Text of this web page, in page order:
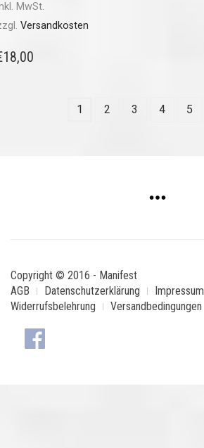
MwSt.
Versandkosten
18,00
1 2 3 4 5
Copyright © 2016 - Manifest
AGB
Datenschutzerklärung Impressum
Widerrufsbelehrung
Versandbedingungen